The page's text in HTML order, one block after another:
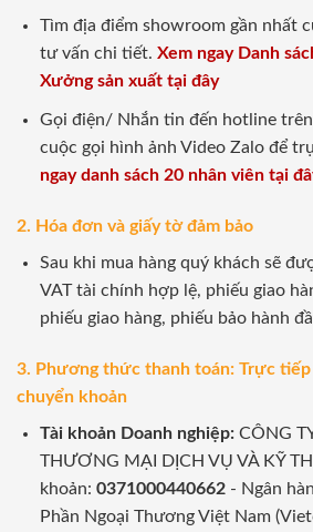
Tìm địa điểm showroom gần nhất
tư vấn chi tiết. Xem ngay Danh
Xưởng sản xuất tại đây
Gọi điện/ Nhắn tin đến hotline
cuộc gọi hình ảnh Video Zalo để
ngay danh sách 20 nhân viên tại
2. Hóa đơn và giấy tờ đảm bảo
Sau khi mua hàng quý khách sẽ
VAT tài chính hợp lệ, phiếu giao
phiếu giao hàng, phiếu bảo hành
3. Phương thức thanh toán: Trực
chuyển khoản
Tài khoản Doanh nghiệp:CÔNG
THƯƠNG MẠI DỊCH VỤ VÀ KỸ
khoản: 0371000440662- Ngân
Phần Ngoại Thương Việt Nam